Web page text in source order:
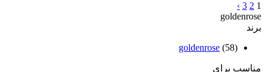
1
2
3
›
goldenrose
برند
goldenrose (58)
مناسب برای